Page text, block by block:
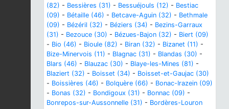
(82) - Bessières (31) - Bessuéjouls (12) - Bestiac
(09) - Bétaille (46) - Betcave-Aguin (32) - Bethmale
(09) - Bézéril (32) - Béziers (34) - Bezins-Garraux
(31) - Bezouce (30) - Bézues-Bajon (32) - Biert (09)
- Bio (46) - Bioule (82) - Biran (32) - Bizanet (11) -
Bize-Minervois (11) - Blagnac (31) - Blandas (30) -
Blars (46) - Blauzac (30) - Blaye-les-Mines (81) -
Blaziert (32) - Boisset (34) - Boisset-et-Gaujac (30)
- Boissières (46) - Bolquère (66) - Bonac-Irazein (09)
- Bonas (32) - Bondigoux (31) - Bonnac (09) -
Bonrepos-sur-Aussonnelle (31) - Bordères-Louron